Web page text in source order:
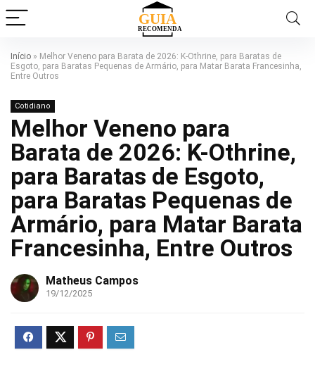
Início » Melhor Veneno para Barata de 2026: K-Othrine, para Baratas de
Esgoto, para Baratas Pequenas de Armário, para Matar Barata Francesinha,
Entre Outros
Cotidiano
Melhor Veneno para
Barata de 2026: K-Othrine,
para Baratas de Esgoto,
para Baratas Pequenas de
Armário, para Matar Barata
Francesinha, Entre Outros
Matheus Campos
19/12/2025